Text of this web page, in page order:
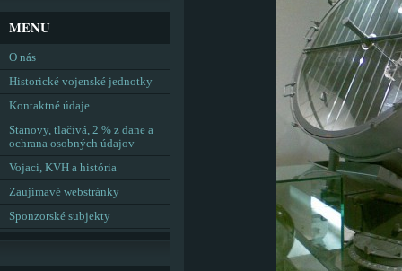
MENU
O nás
Historické vojenské jednotky
Kontaktné údaje
Stanovy, tlačivá, 2 % z dane a
ochrana osobných údajov
Vojaci, KVH a história
Zaujímavé webstránky
Sponzorské subjekty